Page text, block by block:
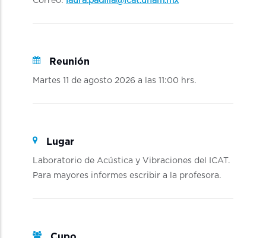
Reunión
Martes 11 de agosto 2026 a las 11:00 hrs.
Lugar
Laboratorio de Acústica y Vibraciones del ICAT.
Para mayores informes escribir a la profesora.